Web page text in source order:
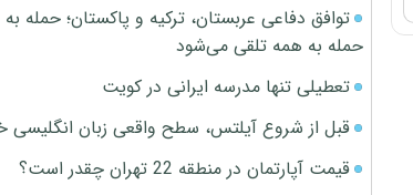
توافق دفاعی عربستان، ترکیه و پاکستان؛ حمله
حمله به همه تلقی می‌شود
تعطیلی تنها مدرسه ایرانی در کویت
قبل از شروع آیلتس، سطح واقعی زبان انگلیسی
قیمت آپارتمان در منطقه 22 تهران چقدر است؟